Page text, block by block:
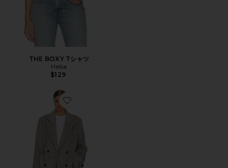
THE BOXY Tシャツ
Helsa
$129
Favorite BOLD SHOULDER LONG コート